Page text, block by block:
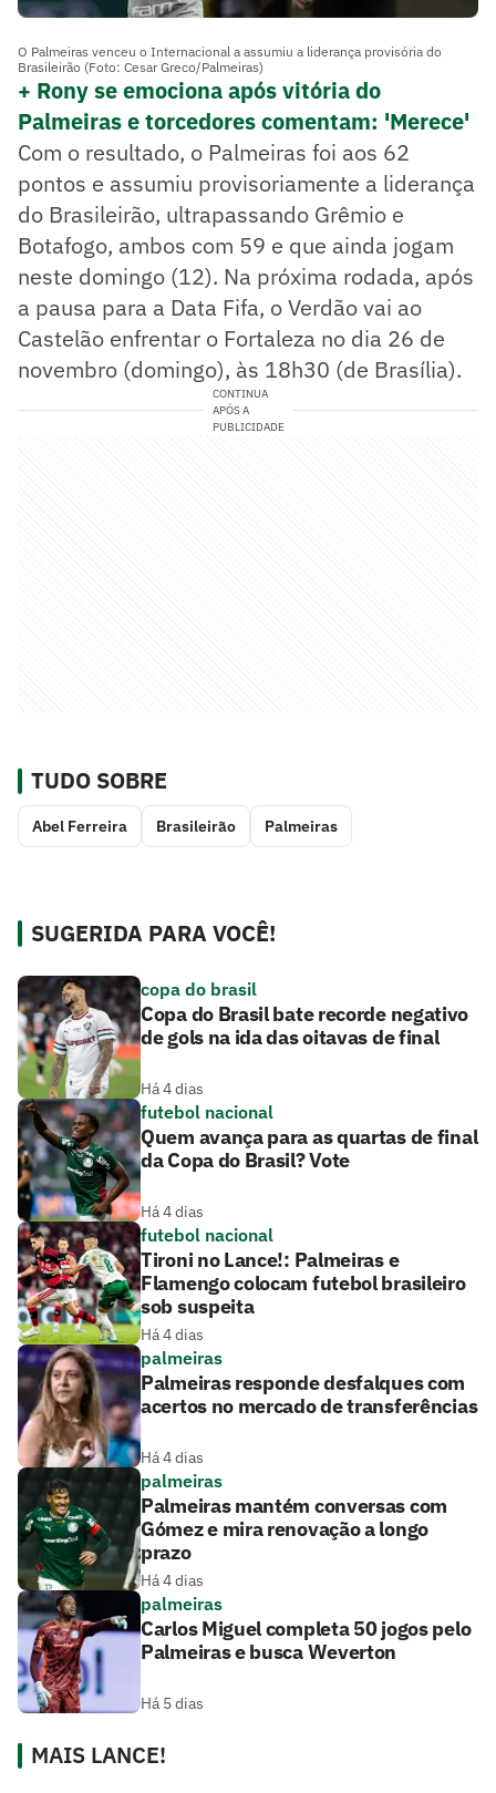
O Palmeiras venceu o Internacional a assumiu a liderança provisória do
Brasileirão (Foto: Cesar Greco/Palmeiras)
+ Rony se emociona após vitória do
Palmeiras e torcedores comentam: 'Merece'
Com o resultado, o Palmeiras foi aos 62
pontos e assumiu provisoriamente a liderança
do Brasileirão, ultrapassando Grêmio e
Botafogo, ambos com 59 e que ainda jogam
neste domingo (12). Na próxima rodada, após
a pausa para a Data Fifa, o Verdão vai ao
Castelão enfrentar o Fortaleza no dia 26 de
novembro (domingo), às 18h30 (de Brasília).
CONTINUA
APÓS A
PUBLICIDADE
TUDO SOBRE
Abel Ferreira Brasileirão Palmeiras
SUGERIDA PARA VOCÊ!
copa do brasil
Copa do Brasil bate recorde negativo
de gols na ida das oitavas de final
Há 4 dias
futebol nacional
Quem avança para as quartas de final
da Copa do Brasil? Vote
Há 4 dias
futebol nacional
Tironi no Lance!: Palmeiras e
Flamengo colocam futebol brasileiro
sob suspeita
Há 4 dias
palmeiras
Palmeiras responde desfalques com
acertos no mercado de transferências
Há 4 dias
palmeiras
Palmeiras mantém conversas com
Gómez e mira renovação a longo
prazo
Há 4 dias
palmeiras
Carlos Miguel completa 50 jogos pelo
Palmeiras e busca Weverton
Há 5 dias
MAIS LANCE!